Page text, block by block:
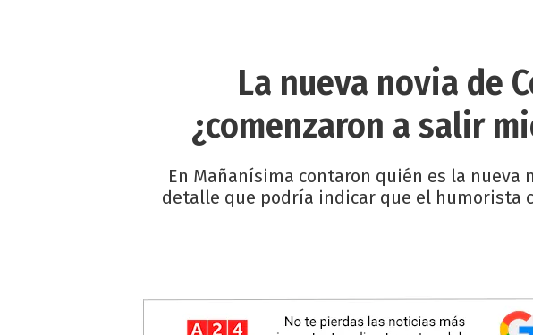
La nueva novia de
¿comenzaron a salir
En Mañanísima contaron quién es la nueva
detalle que podría indicar que el humorista